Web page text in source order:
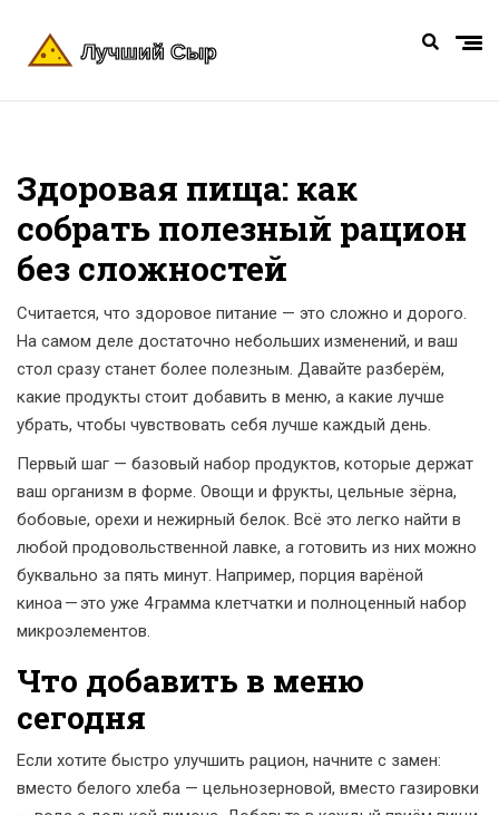
Здоровая пища: как
собрать полезный рацион
без сложностей
Считается, что здоровое питание — это сложно и дорого.
На самом деле достаточно небольших изменений, и ваш
стол сразу станет более полезным. Давайте разберём,
какие продукты стоит добавить в меню, а какие лучше
убрать, чтобы чувствовать себя лучше каждый день.
Первый шаг — базовый набор продуктов, которые держат
ваш организм в форме. Овощи и фрукты, цельные зёрна,
бобовые, орехи и нежирный белок. Всё это легко найти в
любой продовольственной лавке, а готовить из них можно
буквально за пять минут. Например, порция варёной
киноа — это уже 4 грамма клетчатки и полноценный набор
микроэлементов.
Что добавить в меню
сегодня
Если хотите быстро улучшить рацион, начните с замен:
вместо белого хлеба — цельнозерновой, вместо газировки